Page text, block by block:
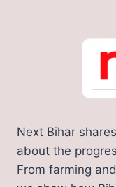
में
पर
होगी
बहाली,
Next Bihar
about the
From farming